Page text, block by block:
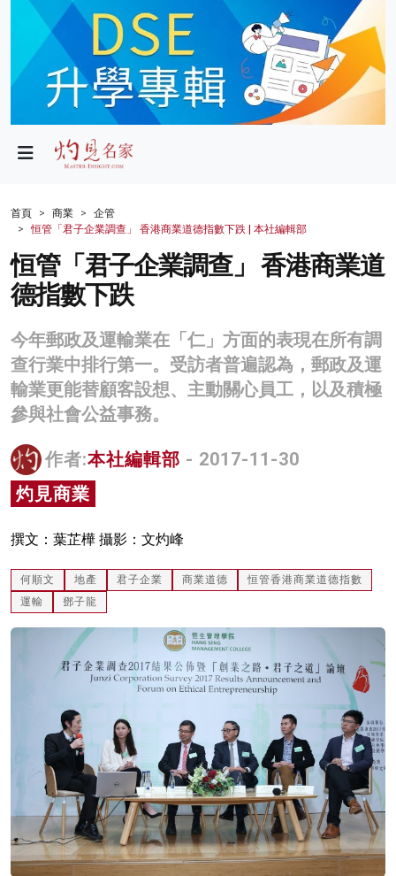
政局
財經
生活
健康
商業
科技
影片
名家榜
灼見活動
關於我們
首頁 商業
企管
恒管「君子企業調查」 香港商業道德指數下跌 | 本社編輯部
恒管「君子企業調查」 香港商業道
德指數下跌
今年郵政及運輸業在「仁」方面的表現在所有調
查行業中排行第一。受訪者普遍認為，郵政及運
輸業更能替顧客設想、主動關心員工，以及積極
參與社會公益事務。
作者:本社編輯部 - 2017-11-30
灼見商業
撰文：葉芷樺 攝影：文灼峰
何順文 地產 君子企業 商業道德
恒管香港商業道德指數
運輸
鄧子龍